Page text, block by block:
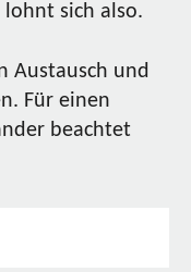
lohnt sich also.
Austausch und
Für einen
beachtet